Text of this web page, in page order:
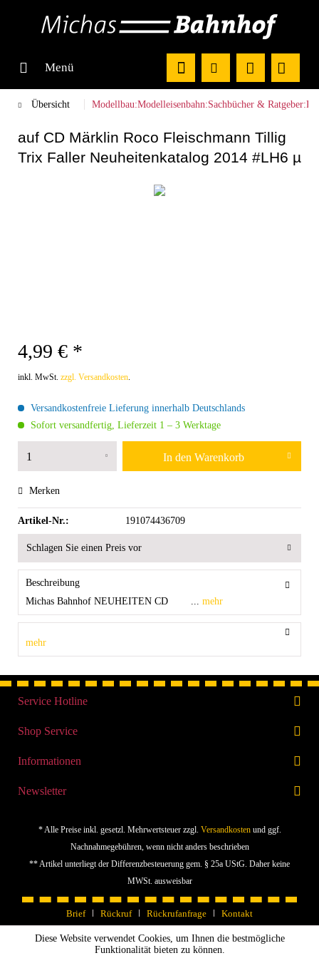
Menü
Übersicht Modellbau:Modelleisenbahn:Sachbücher &
auf CD Märklin Roco Fleischmann Tillig
Trix Faller Neuheitenkatalog 2014 #LH6 µ
4,99 € *
inkl. MwSt. zzgl. Versandkosten.
Versandkostenfreie Lieferung innerhalb Deutschlands
Sofort versandfertig, Lieferzeit 1 – 3 Werktage
In den Warenkorb
Merken
Artikel-Nr.: 191074436709
Schlagen Sie einen Preis vor
Beschreibung
Michas Bahnhof NEUHEITEN CD ... mehr
mehr
Service Hotline
Shop Service
Informationen
Newsletter
* Alle Preise inkl. gesetzl. Mehrwertsteuer zzgl. Versandkostenund ggf.
Nachnahmegebühren, wenn nicht anders beschrieben
** Artikel unterliegt der Differenzbesteuerung gem. § 25a UStG. Daher keine
MWSt. ausweisbar
Brief Rückruf Rückrufanfrage Kontakt
Diese Website verwendet Cookies, um Ihnen die bestmögliche
Funktionalität bieten zu können.